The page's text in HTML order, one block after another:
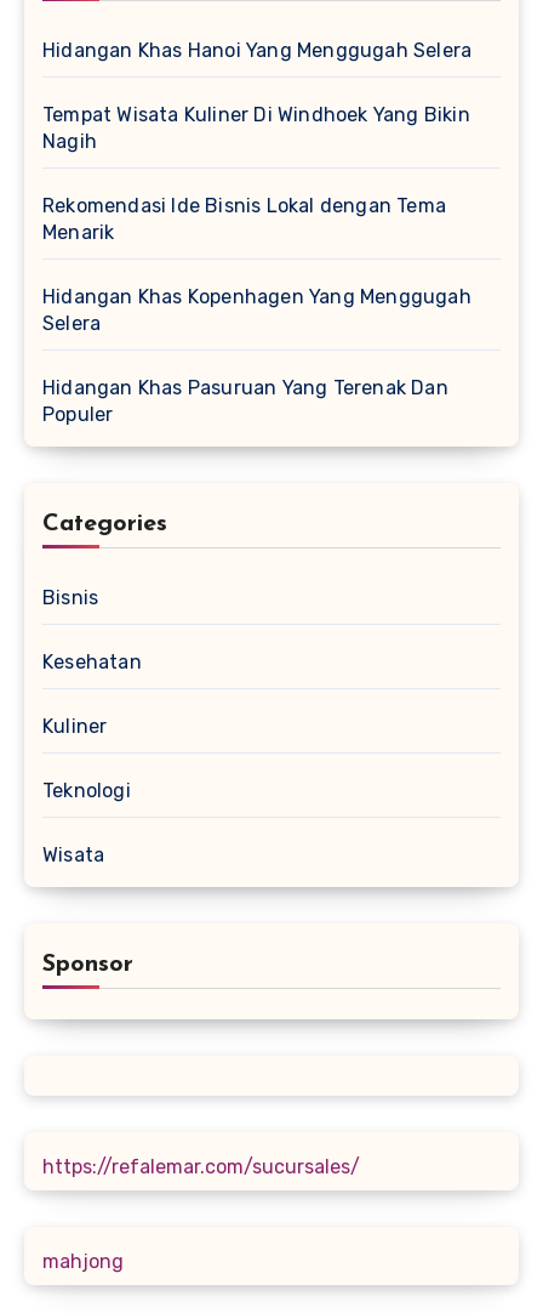
Hidangan Khas Hanoi Yang Menggugah Selera
Tempat Wisata Kuliner Di Windhoek Yang Bikin
Nagih
Rekomendasi Ide Bisnis Lokal dengan Tema
Menarik
Hidangan Khas Kopenhagen Yang Menggugah
Selera
Hidangan Khas Pasuruan Yang Terenak Dan
Populer
Categories
Bisnis
Kesehatan
Kuliner
Teknologi
Wisata
Sponsor
https://refalemar.com/sucursales/
mahjong